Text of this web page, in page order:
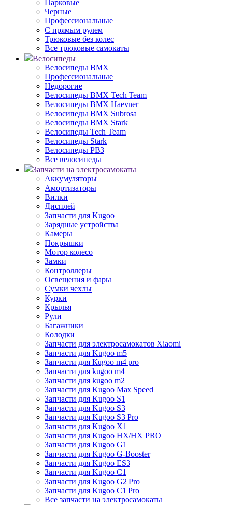
Парковые
Черные
Профессиональные
С прямым рулем
Трюковые без колес
Все трюковые самокаты
Велосипеды
Велосипеды BMX
Профессиональные
Недорогие
Велосипеды BMX Tech Team
Велосипеды BMX Haevner
Велосипеды BMX Subrosa
Велосипеды BMX Stark
Велосипеды Tech Team
Велосипеды Stark
Велосипеды РВЗ
Все велосипеды
Запчасти на электросамокаты
Аккумуляторы
Амортизаторы
Вилки
Дисплей
Запчасти для Kugoo
Зарядные устройства
Камеры
Покрышки
Мотор колесо
Замки
Контроллеры
Освещения и фары
Сумки чехлы
Курки
Крылья
Рули
Багажники
Колодки
Запчасти для электросамокатов Xiaomi
Запчасти для Kugoo m5
Запчасти для Кugoo m4 pro
Запчасти для kugoo m4
Запчасти для kugoo m2
Запчасти для Kugoo Max Speed
Запчасти для Kugoo S1
Запчасти для Kugoo S3
Запчасти для Kugoo S3 Pro
Запчасти для Kugoo X1
Запчасти для Kugoo HX/HX PRO
Запчасти для Kugoo G1
Запчасти для Kugoo G-Booster
Запчасти для Kugoo ES3
Запчасти для Kugoo C1
Запчасти для Kugoo G2 Pro
Запчасти для Kugoo C1 Pro
Все запчасти на электросамокаты